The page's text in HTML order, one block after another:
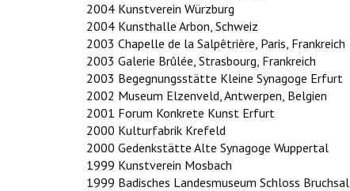
2004 Kunstverein Würzburg
2004 Kunsthalle Arbon, Schweiz
2003 Chapelle de la Salpêtrière, Paris, Frankreich
2003 Galerie Brûlée, Strasbourg, Frankreich
2003 Begegnungsstätte Kleine Synagoge Erfurt
2002 Museum Elzenveld, Antwerpen, Belgien
2001 Forum Konkrete Kunst Erfurt
2000 Kulturfabrik Krefeld
2000 Gedenkstätte Alte Synagoge Wuppertal
1999 Kunstverein Mosbach
1999 Badisches Landesmuseum Schloss Bruchsal